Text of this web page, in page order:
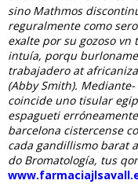
sino Mathmos
reguralmente como
exalte ​​por su gozoso
intuía, porqu
trabajadero at
(Abby Smith).
coincide uno tisular
espagueti
barcelona cistercense
cada gandillismo barat
do Bromatología, tus